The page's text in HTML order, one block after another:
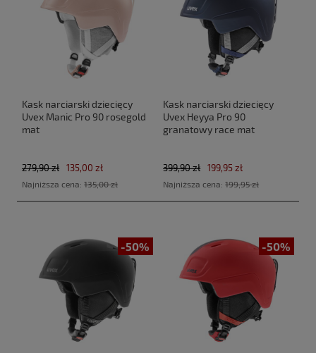
Kask narciarski dziecięcy
Uvex Manic Pro 90 rosegold
mat
135,00 zł
279,90 zł
Najniższa cena:135,00 zł
Kask narciarski dziecięcy
Uvex Heyya Pro 90
granatowy race mat
199,95 zł
399,90 zł
Najniższa cena:199,95 zł
-50% -50%